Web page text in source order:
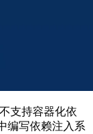
支持容器化依
编写依赖注入系